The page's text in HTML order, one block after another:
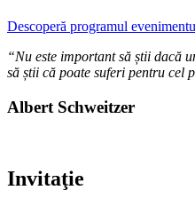
Descoperă programul
“Nu este important să știi dacă
să știi că poate suferi pentru cel
Albert Schweitzer
Invitaţie